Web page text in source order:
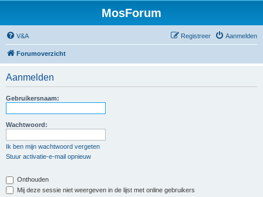
MosForum
V&A Aanmelden
Registreer
Forumoverzicht
Aanmelden
Gebruikersnaam:
Wachtwoord:
Ik ben mijn wachtwoord vergeten
Stuur activatie-e-mail opnieuw
Onthouden
Mij deze sessie niet weergeven in de lijst met online gebruikers